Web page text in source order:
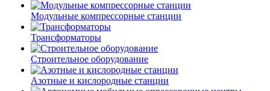
Модульные компрессорные станции
Трансформаторы
Строительное оборудование
Азотные и кислородные станции